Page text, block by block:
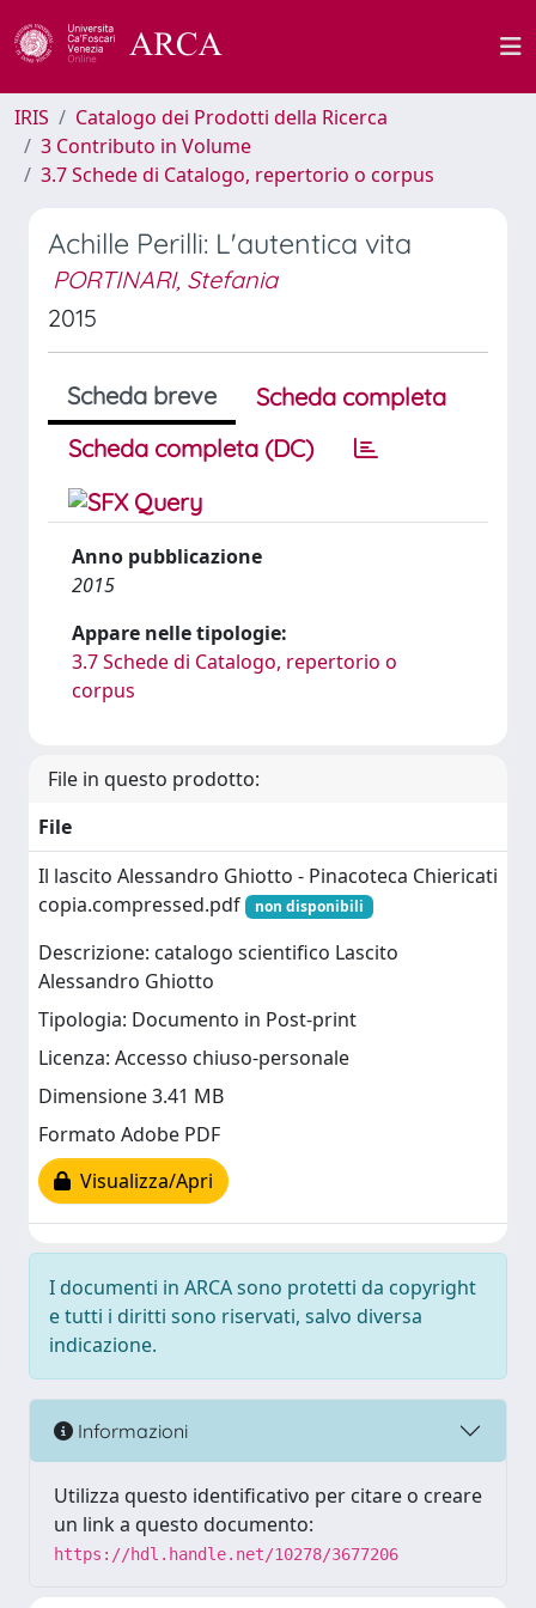
IRIS
Catalogo dei Prodotti della Ricerca
3 Contributo in Volume
3.7 Schede di Catalogo, repertorio o corpus
Achille Perilli: L'autentica vita
PORTINARI, Stefania
2015
Scheda breve
Scheda completa
Scheda completa (DC)
Anno pubblicazione
2015
Appare nelle tipologie:
3.7 Schede di Catalogo, repertorio o
corpus
File in questo prodotto:
File
Il lascito Alessandro Ghiotto - Pinacoteca Chiericati
copia.compressed.pdf
non disponibili
Descrizione: catalogo scientifico Lascito
Alessandro Ghiotto
Tipologia: Documento in Post-print
Licenza: Accesso chiuso-personale
Dimensione 3.41 MB
Formato Adobe PDF
Visualizza/Apri
I documenti in ARCA sono protetti da copyright
e tutti i diritti sono riservati, salvo diversa
indicazione.
Informazioni
Utilizza questo identificativo per citare o creare
un link a questo documento:
https://hdl.handle.net/10278/3677206